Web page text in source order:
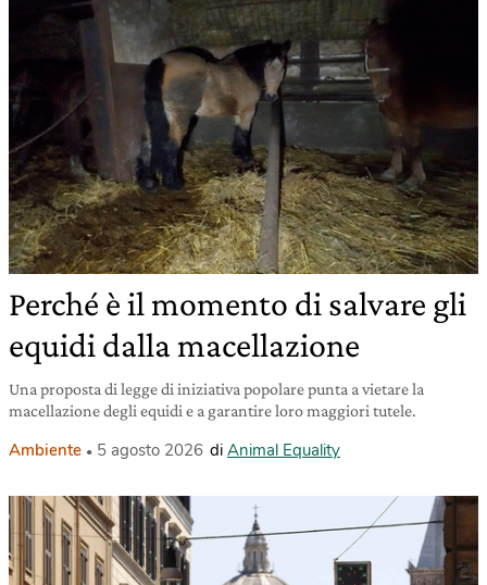
Perché è il momento di salvare gli
equidi dalla macellazione
Una proposta di legge di iniziativa popolare punta a vietare la
macellazione degli equidi e a garantire loro maggiori tutele.
Ambiente 5 agosto 2026 di Animal Equality